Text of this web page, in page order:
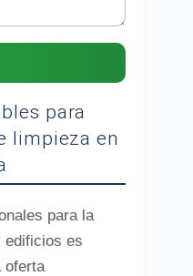
para
limpieza en
para la
edificios es
oferta